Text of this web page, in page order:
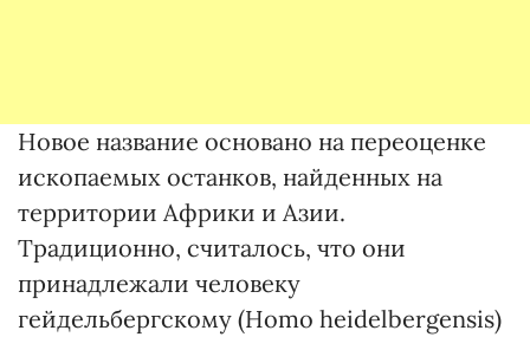
Новое название основано на переоценке
ископаемых останков, найденных на
территории Африки и Азии.
Традиционно, считалось, что они
принадлежали человеку
гейдельбергскому (Homo heidelbergensis)